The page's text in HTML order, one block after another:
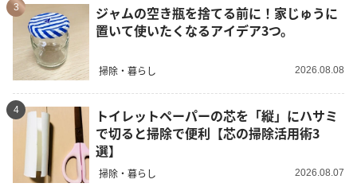
3
ジャムの空き瓶を捨てる前に！家じゅうに
置いて使いたくなるアイデア3つ。
掃除・暮らし 2026.08.08
4
トイレットペーパーの芯を「縦」にハサミ
で切ると掃除で便利【芯の掃除活用術3
選】
掃除・暮らし 2026.08.07